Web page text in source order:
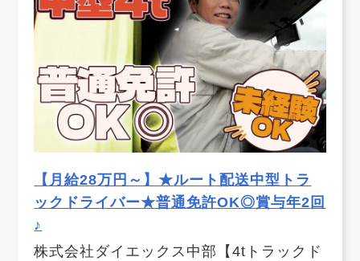
【月給28万円～】★ルート配送中型トラ
ックドライバー★普通免許OK◎賞与年2回
♪
株式会社ダイエックス中部【4tトラックド